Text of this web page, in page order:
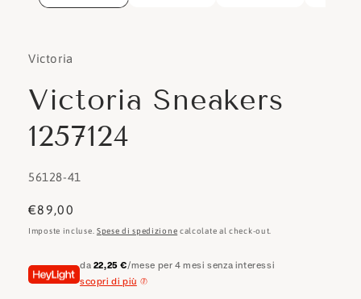
Victoria
Victoria Sneakers
1257124
SKU:
56128-41
Prezzo
di
€89,00
Imposte incluse. Spese di spedizione calcolate al check-out.
da 22,25 €/mese per 4 mesi senza interessi
scopri di più